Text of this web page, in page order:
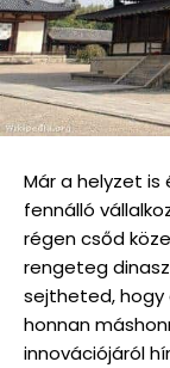
Már a helyzet is
fennálló
régen csőd
rengeteg
sejtheted, hogy
honnan
innovációjáról